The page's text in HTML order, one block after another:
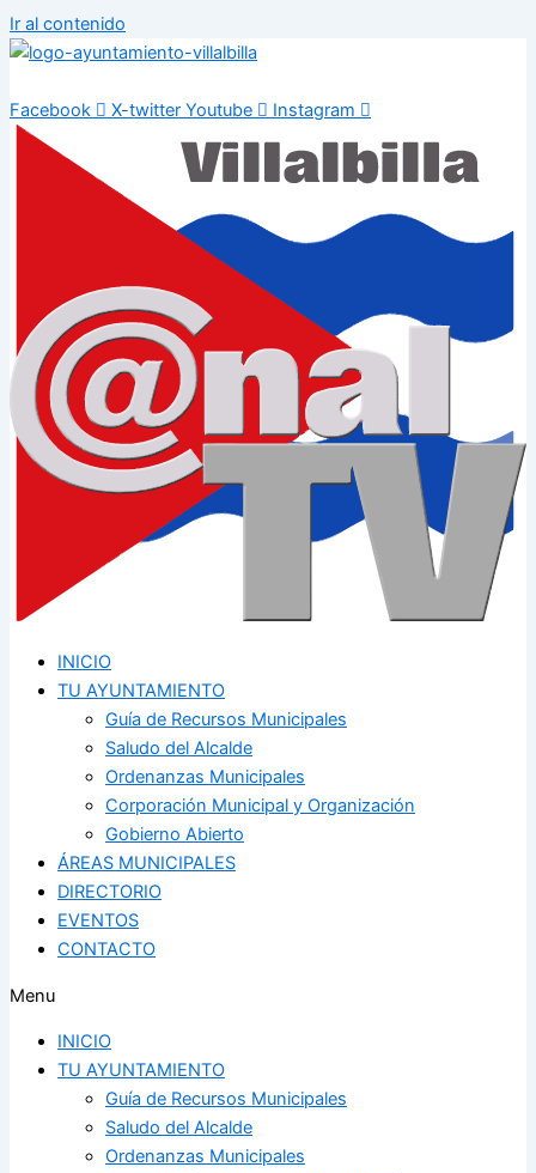
Ir al contenido
Facebook X-twitter Youtube Instagram
INICIO
TU AYUNTAMIENTO
Guía de Recursos Municipales
Saludo del Alcalde
Ordenanzas Municipales
Corporación Municipal y Organización
Gobierno Abierto
ÁREAS MUNICIPALES
DIRECTORIO
EVENTOS
CONTACTO
Menu
INICIO
TU AYUNTAMIENTO
Guía de Recursos Municipales
Saludo del Alcalde
Ordenanzas Municipales